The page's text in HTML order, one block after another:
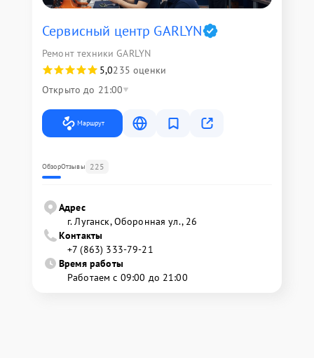
Сервисный центр GARLYN
Ремонт техники GARLYN
5,0235 оценки
Открыто до 21:00
Маршрут
ОбзорОтзывы 225
Адрес
г. Луганск, Оборонная ул., 26
Контакты
+7 (863) 333-79-21
Время работы
Работаем с 09:00 до 21:00